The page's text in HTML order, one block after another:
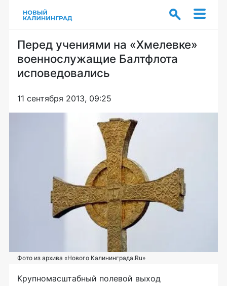
Перед учениями на «Хмелевке»
военнослужащие Балтфлота
исповедовались
11 сентября 2013, 09:25
Фото из архива «Нового Калининграда.Ru»
Крупномасштабный полевой выход